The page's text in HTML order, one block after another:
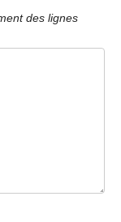
des lignes